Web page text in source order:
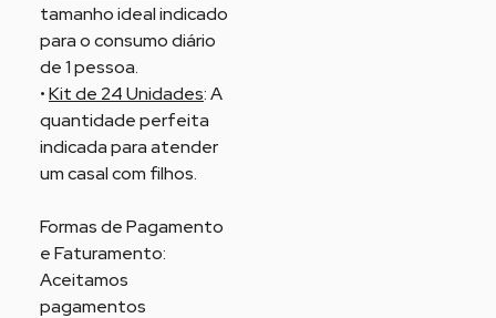
tamanho ideal indicado
para o consumo diário
de 1 pessoa.
•Kit de 24 Unidades: A
quantidade perfeita
indicada para atender
um casal com filhos.
Formas de Pagamento
e Faturamento:
Aceitamos
pagamentos